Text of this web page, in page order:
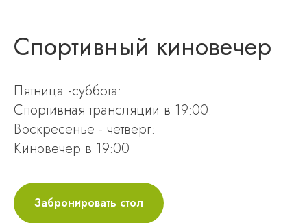
Спортивный киновечер
Пятница -суббота:
Спортивная трансляции в 19:00.
Воскресенье - четверг:
Киновечер в 19:00
Забронировать стол
ОТЕЛИ СЕТИ
+7 (861) 201-84-92